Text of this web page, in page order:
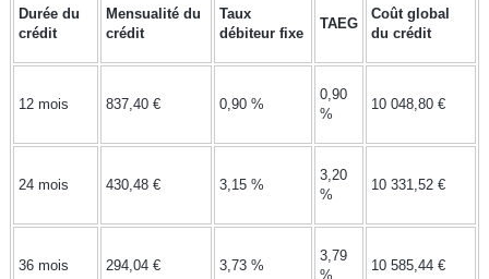
Durée du
crédit
Mensualité du
crédit
Taux
débiteur fixe
TAEG
Coût global
du crédit
12 mois 837,40 € 0,90 %
0,90
%
10 048,80 €
24 mois 430,48 € 3,15 %
3,20
%
10 331,52 €
36 mois 294,04 € 3,73 %
3,79
%
10 585,44 €